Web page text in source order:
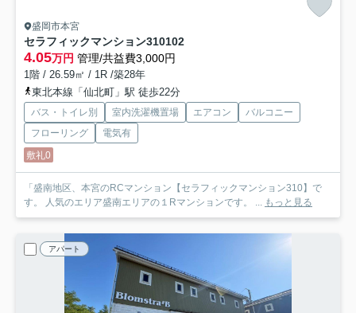
盛岡市本宮
セラフィックマンション310102
4.05万円 管理/共益費3,000円
1階 / 26.59㎡ / 1R /築28年
東北本線「仙北町」駅 徒歩22分
バス・トイレ別 室内洗濯機置場 エアコン
バルコニー
フローリング
電気有
敷礼0
「盛南地区、本宮のRCマンション【セラフィックマンション310】で
す。 人気のエリア盛南エリアの１Rマンションです。 ... もっと見る
アパート